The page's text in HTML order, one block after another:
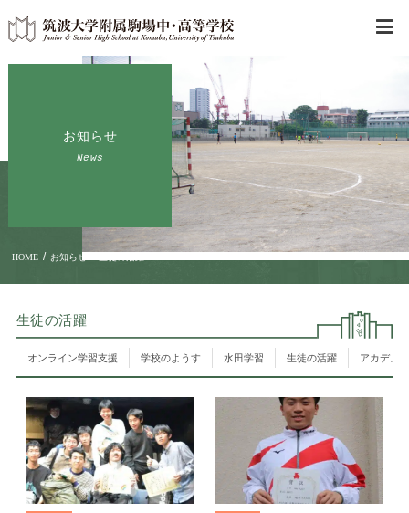
お知らせ
News
HOME / お知らせ
生徒の活躍
オンライン学習支援 学校のようす 水田学習 生徒の活躍 アカデメ